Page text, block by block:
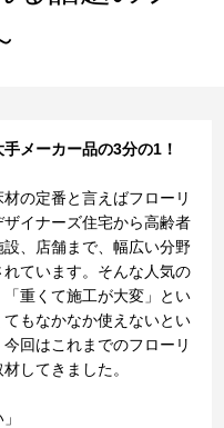
メーカー品の3分の1！
の定番と言えばフローリ
ザイナーズ住宅から高齢者
設、店舗まで、幅広い分野
れています。そんな人気の
重くて施工が大変」とい
もなかなか使えないとい
回はこれまでのフローリ
してきました。